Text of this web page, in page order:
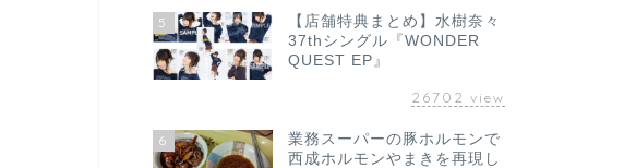
5
【店舗特典まとめ】水樹奈々
37thシングル『WONDER
QUEST EP』
26702 view
6
業務スーパーの豚ホルモンで
西成ホルモンやまきを再現し